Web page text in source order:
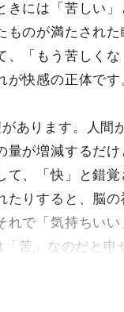
きには「苦しい」
ものが満たされた
、「もう苦しくな
快感の正体です
あります。人間
が増減するだけ
、「快」と錯覚
りすると、脳
で「気持ちい
苦」なのだと申